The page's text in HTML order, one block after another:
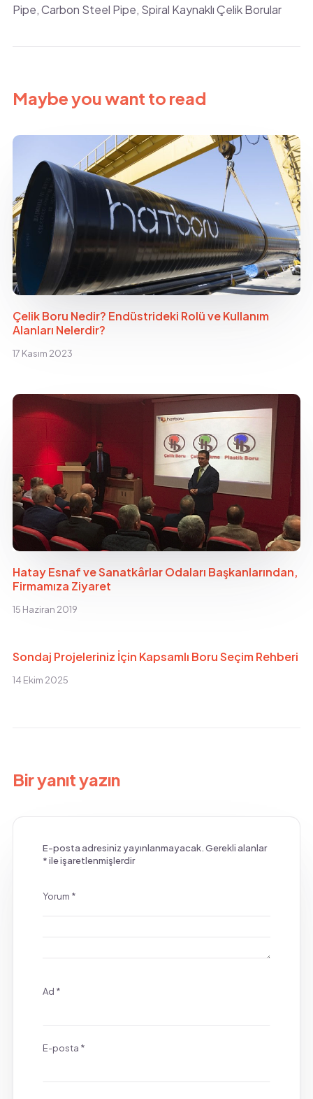
Pipe, Carbon Steel Pipe, Spiral Kaynaklı Çelik Borular
Maybe you want to read
Çelik Boru Nedir? Endüstrideki Rolü ve Kullanım
Alanları Nelerdir?
17 Kasım 2023
Hatay Esnaf ve Sanatkârlar Odaları Başkanlarından,
Firmamıza Ziyaret
15 Haziran 2019
Sondaj Projeleriniz İçin Kapsamlı Boru Seçim Rehberi
14 Ekim 2025
Bir yanıt yazın
E-posta adresiniz yayınlanmayacak.Gerekli alanlar
*ile işaretlenmişlerdir
Yorum *
Ad *
E-posta *